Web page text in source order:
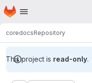
Skip to main content
Homepage
coredocsRepository
This project is read-only.